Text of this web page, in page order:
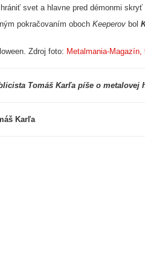
svet a hlavne pred démonmi
pokračovaním oboch Keeperov bol
Zdroj foto: Metalmania-
Tomáš Karľa píše o
Karľa